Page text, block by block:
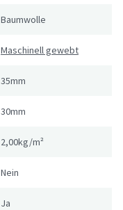
Baumwolle
Maschinell gewebt
35mm
30mm
2,00kg/m²
Nein
Ja